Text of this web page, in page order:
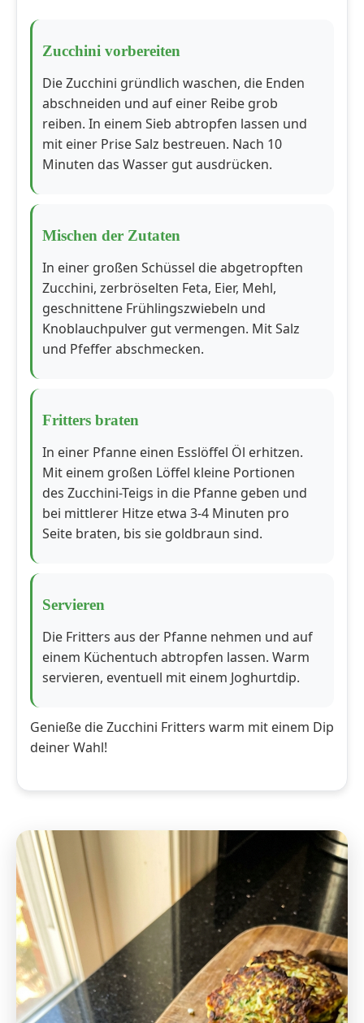
Zucchini vorbereiten
Die Zucchini gründlich waschen, die Enden
abschneiden und auf einer Reibe grob
reiben. In einem Sieb abtropfen lassen und
mit einer Prise Salz bestreuen. Nach 10
Minuten das Wasser gut ausdrücken.
Mischen der Zutaten
In einer großen Schüssel die abgetropften
Zucchini, zerbröselten Feta, Eier, Mehl,
geschnittene Frühlingszwiebeln und
Knoblauchpulver gut vermengen. Mit Salz
und Pfeffer abschmecken.
Fritters braten
In einer Pfanne einen Esslöffel Öl erhitzen.
Mit einem großen Löffel kleine Portionen
des Zucchini-Teigs in die Pfanne geben und
bei mittlerer Hitze etwa 3-4 Minuten pro
Seite braten, bis sie goldbraun sind.
Servieren
Die Fritters aus der Pfanne nehmen und auf
einem Küchentuch abtropfen lassen. Warm
servieren, eventuell mit einem Joghurtdip.
Genieße die Zucchini Fritters warm mit einem Dip
deiner Wahl!